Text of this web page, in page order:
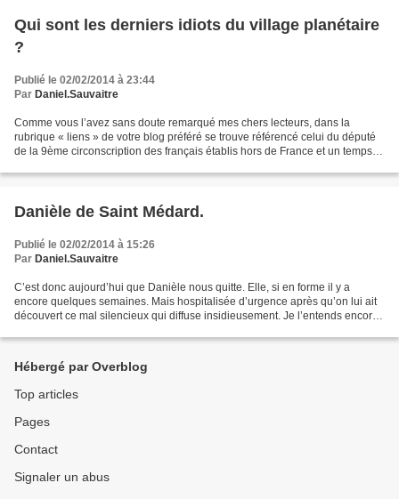
Qui sont les derniers idiots du village planétaire
?
Publié le 02/02/2014 à 23:44
Par Daniel.Sauvaitre
Comme vous l’avez sans doute remarqué mes chers lecteurs, dans la
rubrique « liens » de votre blog préféré se trouve référencé celui du député
de la 9ème circonscription des français établis hors de France et un temps
Danièle de Saint Médard.
Publié le 02/02/2014 à 15:26
Par Daniel.Sauvaitre
C’est donc aujourd’hui que Danièle nous quitte. Elle, si en forme il y a
encore quelques semaines. Mais hospitalisée d’urgence après qu’on lui ait
découvert ce mal silencieux qui diffuse insidieusement. Je l’entends encore
Hébergé par Overblog
Top articles
Pages
Contact
Signaler un abus